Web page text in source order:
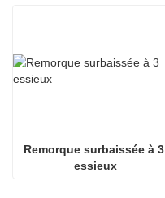
Remorque surbaissée à 3
essieux